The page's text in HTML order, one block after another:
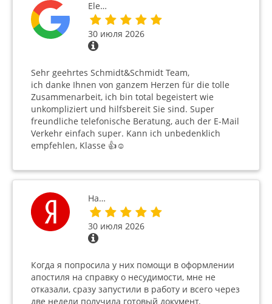
Ele…
30 июля 2026
Sehr geehrtes Schmidt&Schmidt Team,
ich danke Ihnen von ganzem Herzen für die tolle
Zusammenarbeit, ich bin total begeistert wie
unkompliziert und hilfsbereit Sie sind. Super
freundliche telefonische Beratung, auch der E-Mail
Verkehr einfach super. Kann ich unbedenklich
empfehlen, Klasse 👍☺️
На…
30 июля 2026
Когда я попросила у них помощи в оформлении
апостиля на справку о несудимости, мне не
отказали, сразу запустили в работу и всего через
две недели получила готовый документ.